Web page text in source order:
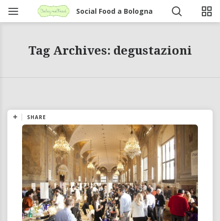
Social Food a Bologna
Tag Archives: degustazioni
SHARE